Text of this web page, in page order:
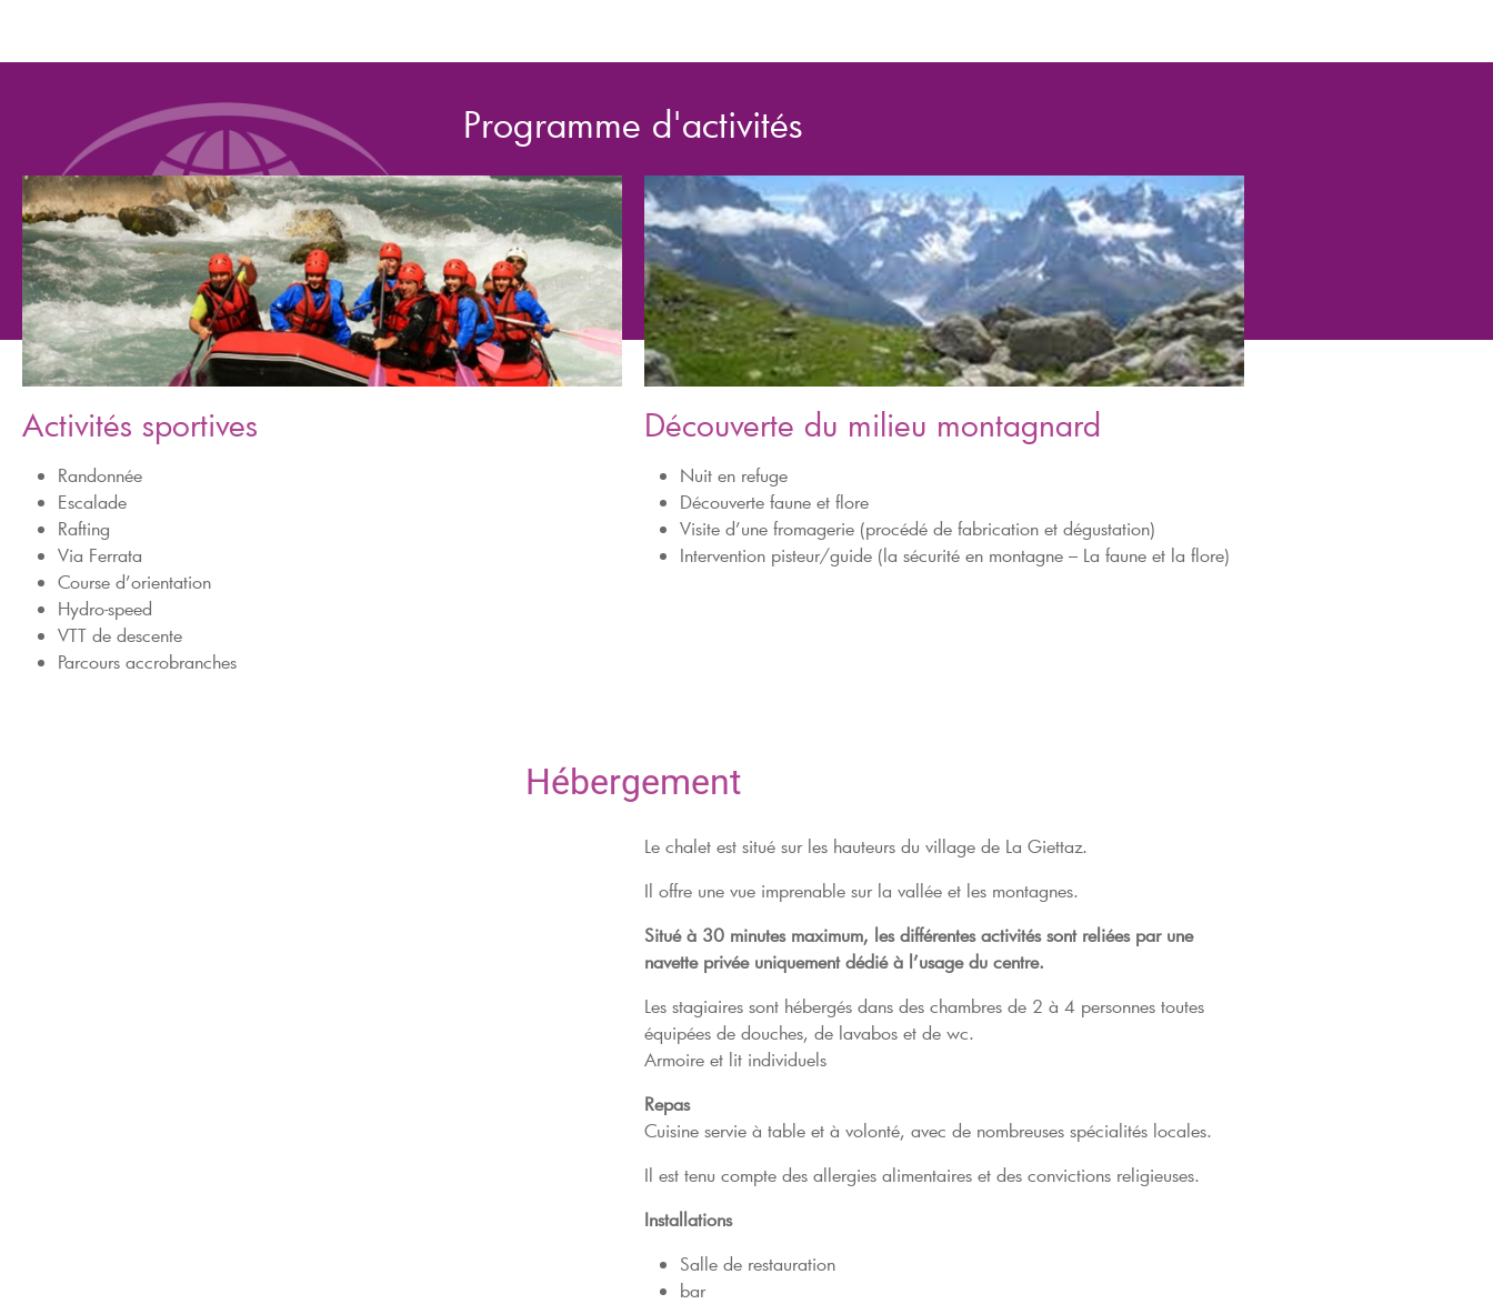
Programme d'activités
Activités sportives
Randonnée
Escalade
Rafting
Via Ferrata
Course d’orientation
Hydro-speed
VTT de descente
Parcours accrobranches
Découverte du milieu montagnard
Nuit en refuge
Découverte faune et flore
Visite d’une fromagerie (procédé de fabrication et dégustation)
Intervention pisteur/guide (la sécurité en montagne – La faune et la flore)
Hébergement
Le chalet est situé sur les hauteurs du village de La Giettaz.
Il offre une vue imprenable sur la vallée et les montagnes.
Situé à 30 minutes maximum, les différentes activités sont reliées par une
navette privée uniquement dédié à l’usage du centre.
Les stagiaires sont hébergés dans des chambres de 2 à 4 personnes toutes
équipées de douches, de lavabos et de wc.
Armoire et lit individuels
Repas
Cuisine servie à table et à volonté, avec de nombreuses spécialités locales.
Il est tenu compte des allergies alimentaires et des convictions religieuses.
Installations
Salle de restauration
bar